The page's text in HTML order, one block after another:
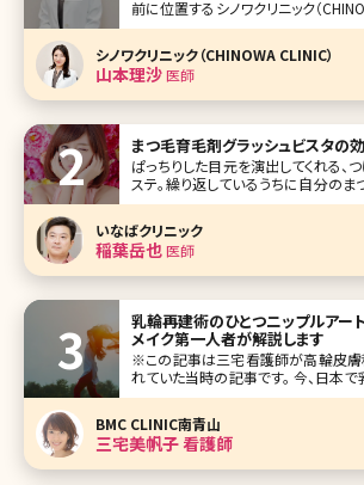
前に位置するシノワクリニック（
沙（やまもと りさ）先生です。 クマ取
長が開業。美容皮膚科から美容外科
シノワクリニック（CHINOWA CLINIC）
山本理沙医師
まつ毛育毛剤グラッシュビスタの
ぱっちりした目元を演出してくれる、
ステ。繰り返しているうちに自分のま
ってしまったりする人が多いのではな
タ。グラッ
いなばクリニック
稲葉岳也医師
乳輪再建術のひとつニップルアー
メイク第一人者が解説します
※この記事は三宅看護師が高輪皮膚
れていた当時の記事です。 今、日本で乳癌と診断される女性
は、1年間に4万人にのぼっています
一つに乳房切除があります。 癌発生個所により乳頭・乳輪を
残せる場合もありますが、乳頭・乳輪
け
BMC CLINIC南青山
三宅美帆子 看護師